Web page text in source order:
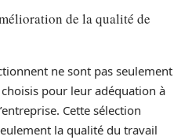
de la qualité de
ne sont pas seulement
pour leur adéquation à
Cette sélection
la qualité du travail